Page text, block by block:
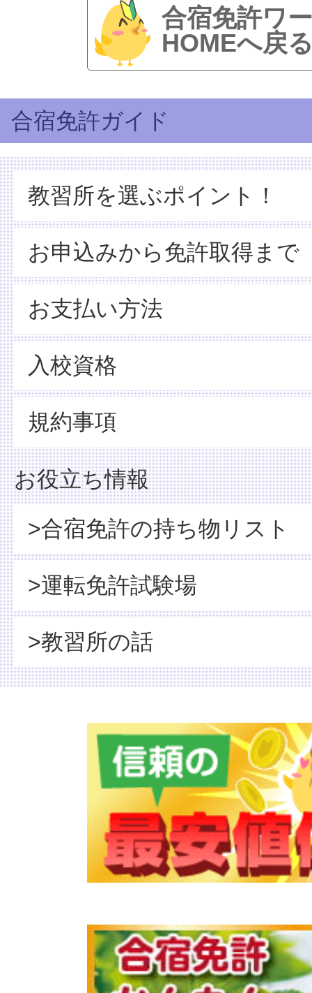
合宿免許ワ
HOMEへ戻
合宿免許ガイド
教習所を選ぶポイント！
お申込みから免許取得まで
お支払い方法
入校資格
規約事項
お役立ち情報
>合宿免許の持ち物リスト
>運転免許試験場
>教習所の話